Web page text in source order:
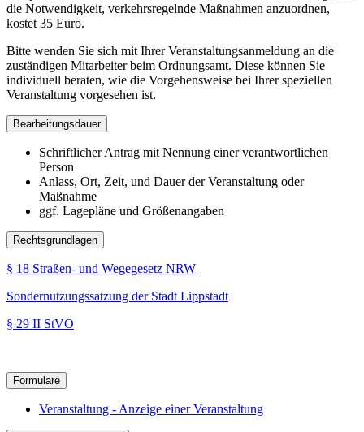
die Notwendigkeit, verkehrsregelnde Maßnahmen anzuordnen,
kostet 35 Euro.
Bitte wenden Sie sich mit Ihrer Veranstaltungsanmeldung an die
zuständigen Mitarbeiter beim Ordnungsamt. Diese können Sie
individuell beraten, wie die Vorgehensweise bei Ihrer speziellen
Veranstaltung vorgesehen ist.
Bearbeitungsdauer
Schriftlicher Antrag mit Nennung einer verantwortlichen
Person
Anlass, Ort, Zeit, und Dauer der Veranstaltung oder
Maßnahme
ggf. Lagepläne und Größenangaben
Rechtsgrundlagen
§ 18 Straßen- und Wegegesetz NRW
Sondernutzungssatzung der Stadt Lippstadt
§ 29 II StVO
Formulare
Veranstaltung - Anzeige einer Veranstaltung